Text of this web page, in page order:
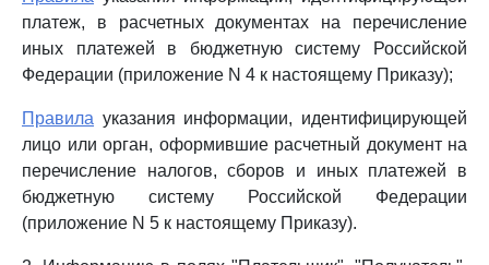
платеж, в расчетных документах на перечисление
иных платежей в бюджетную систему Российской
Федерации (приложение N 4 к настоящему Приказу);
Правила указания информации, идентифицирующей
лицо или орган, оформившие расчетный документ на
перечисление налогов, сборов и иных платежей в
бюджетную систему Российской Федерации
(приложение N 5 к настоящему Приказу).